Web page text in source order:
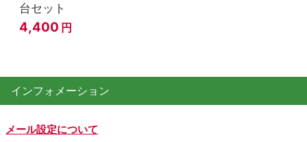
台セット
4,400 円
インフォメーション
メール設定について